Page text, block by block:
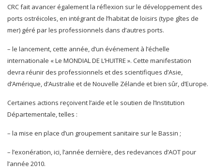
CRC fait avancer également la réflexion sur le développement des
ports ostréicoles, en intégrant de l’habitat de loisirs (type gîtes de
mer) géré par les professionnels dans d’autres ports.
– le lancement, cette année, d’un événement à l’échelle
internationale « Le MONDIAL DE L’HUITRE ». Cette manifestation
devra réunir des professionnels et des scientifiques d’Asie,
d’Amérique, d’Australie et de Nouvelle Zélande et bien sûr, d’Europe.
Certaines actions reçoivent l’aide et le soutien de l’Institution
Départementale, telles :
– la mise en place d’un groupement sanitaire sur le Bassin ;
– l’exonération, ici, l’année dernière, des redevances d’AOT pour
l’année 2010.